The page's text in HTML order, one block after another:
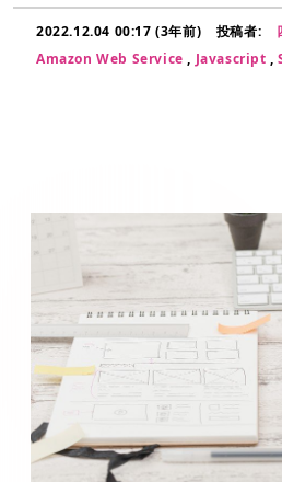
2022.12.04 00:17 (3年前) 投稿者:
Amazon Web Service, Javascript,